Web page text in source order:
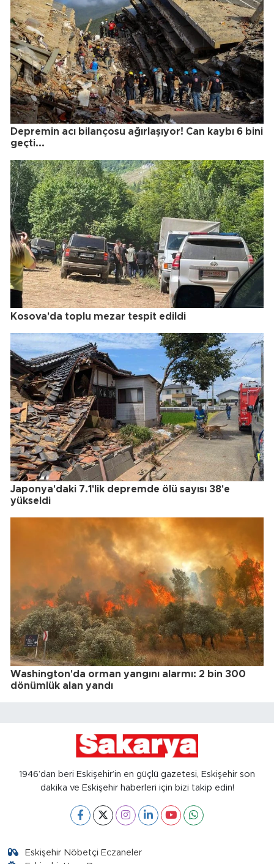
Depremin acı bilançosu ağırlaşıyor! Can kaybı 6 bini
geçti...
Kosova'da toplu mezar tespit edildi
Japonya'daki 7.1'lik depremde ölü sayısı 38'e
yükseldi
Washington'da orman yangını alarmı: 2 bin 300
dönümlük alan yandı
1946’dan beri Eskişehir’in en güçlü gazetesi, Eskişehir son
dakika ve Eskişehir haberleri için bizi takip edin!
Eskişehir Nöbetçi Eczaneler